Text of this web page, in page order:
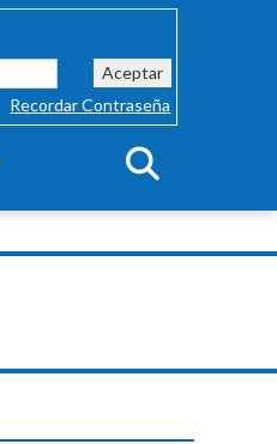
Aceptar
Recordar Contraseña